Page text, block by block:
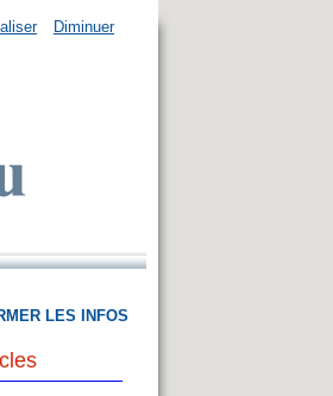
Diminuer
LES INFOS